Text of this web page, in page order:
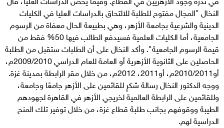
النخال "المجال مفتوح للطلبة للالتحاق بالدراسات العليا في الكليات
الدينية والشرعية بجامعة الأزهر، وهي بطبيعة الحال معفاة من الرسوم
الجامعية، أما الكليات العلمية فسيدفع الطالب فيها 50% فقط من
قيمة الرسوم الجامعية". وأكد النخال على أن الطلبات ستقبل من الطلبة
الحاصلين على الثانوية الأزهرية أو العامة للعام الدراسي 2009/2010م،
أو2010/2011م، أو2011، 2012م، من خلال مقر الرابطة بمدينة غزة.
ووجه الدكتور النخال رسالة شكرٍ للقائمين على الأزهر جامعًا وجامعة،
وللقائمين على الرابطة العالمية لخريجي الأزهر في القاهرة لجهودهم
الطيبة ووقوفهم بجانب طلبة قطاع غزة، من خلال توفير تلك المنح
الدراسية لهم.